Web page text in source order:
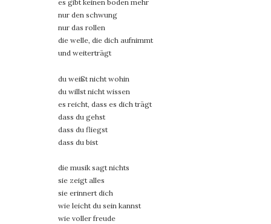
es gibt keinen boden mehr
nur den schwung
nur das rollen
die welle, die dich aufnimmt
und weiterträgt
du weißt nicht wohin
du willst nicht wissen
es reicht, dass es dich trägt
dass du gehst
dass du fliegst
dass du bist
die musik sagt nichts
sie zeigt alles
sie erinnert dich
wie leicht du sein kannst
wie voller freude